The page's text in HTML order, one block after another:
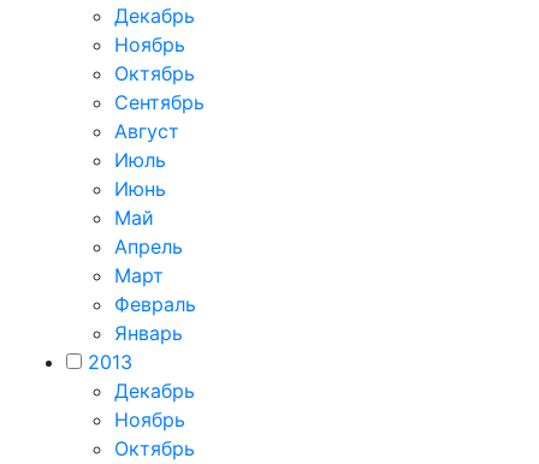
Декабрь
Ноябрь
Октябрь
Сентябрь
Август
Июль
Июнь
Май
Апрель
Март
Февраль
Январь
2013
Декабрь
Ноябрь
Октябрь